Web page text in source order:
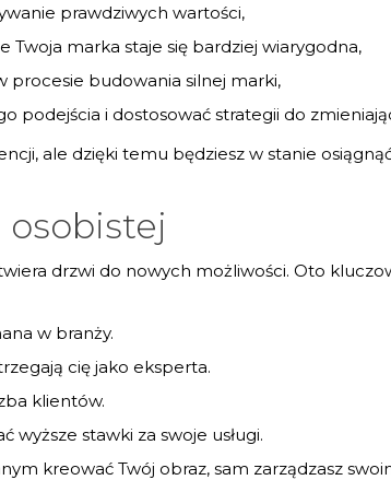
prawdziwych wartości,
Twoja marka staje się bardziej wiarygodna,
budowania silnej marki,
podejścia i dostosować strategii do
ale dzięki temu będziesz w stanie
drzwi do nowych możliwości. Oto
w branży.
cię jako eksperta.
klientów.
stawki za swoje usługi.
kreować Twój obraz, sam zarządzasz